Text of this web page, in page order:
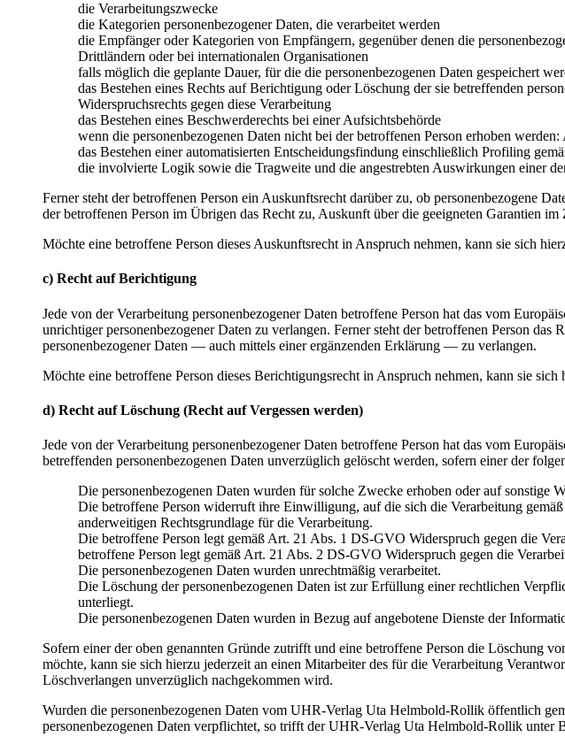
die Verarbeitungszwecke
die Kategorien personenbezogener Daten, die verarbeitet werden
die Empfänger oder Kategorien von Empfängern, gegenüber denen die
Drittländern oder bei internationalen Organisationen
falls möglich die geplante Dauer, für die die personenbezogenen Daten gespeichert
das Bestehen eines Rechts auf Berichtigung oder Löschung der sie betreffenden
Widerspruchsrechts gegen diese Verarbeitung
das Bestehen eines Beschwerderechts bei einer Aufsichtsbehörde
wenn die personenbezogenen Daten nicht bei der betroffenen Person erhoben
das Bestehen einer automatisierten Entscheidungsfindung einschließlich Profiling
die involvierte Logik sowie die Tragweite und die angestrebten Auswirkungen einer
Ferner steht der betroffenen Person ein Auskunftsrecht darüber zu, ob personenbezogene
der betroffenen Person im Übrigen das Recht zu, Auskunft über die geeigneten Garantien
Möchte eine betroffene Person dieses Auskunftsrecht in Anspruch nehmen, kann sie sich
c) Recht auf Berichtigung
Jede von der Verarbeitung personenbezogener Daten betroffene Person hat das vom
unrichtiger personenbezogener Daten zu verlangen. Ferner steht der betroffenen Person
personenbezogener Daten — auch mittels einer ergänzenden Erklärung — zu verlangen.
Möchte eine betroffene Person dieses Berichtigungsrecht in Anspruch nehmen, kann sie
d) Recht auf Löschung (Recht auf Vergessen werden)
Jede von der Verarbeitung personenbezogener Daten betroffene Person hat das vom
betreffenden personenbezogenen Daten unverzüglich gelöscht werden, sofern einer der
Die personenbezogenen Daten wurden für solche Zwecke erhoben oder auf sonstige
Die betroffene Person widerruft ihre Einwilligung, auf die sich die Verarbeitung
anderweitigen Rechtsgrundlage für die Verarbeitung.
Die betroffene Person legt gemäß Art. 21 Abs. 1 DS-GVO Widerspruch gegen die
betroffene Person legt gemäß Art. 21 Abs. 2 DS-GVO Widerspruch gegen die
Die personenbezogenen Daten wurden unrechtmäßig verarbeitet.
Die Löschung der personenbezogenen Daten ist zur Erfüllung einer rechtlichen
unterliegt.
Die personenbezogenen Daten wurden in Bezug auf angebotene Dienste der
Sofern einer der oben genannten Gründe zutrifft und eine betroffene Person die Löschung
möchte, kann sie sich hierzu jederzeit an einen Mitarbeiter des für die Verarbeitung
Löschverlangen unverzüglich nachgekommen wird.
Wurden die personenbezogenen Daten vom UHR-Verlag Uta Helmbold-Rollik öffentlich
personenbezogenen Daten verpflichtet, so trifft der UHR-Verlag Uta Helmbold-Rollik unter